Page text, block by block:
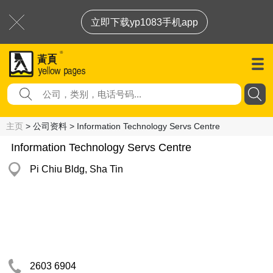
立即下载yp1083手机app
主页 > 公司资料 > Information Technology Servs Centre
Information Technology Servs Centre
Pi Chiu Bldg, Sha Tin
2603 6904